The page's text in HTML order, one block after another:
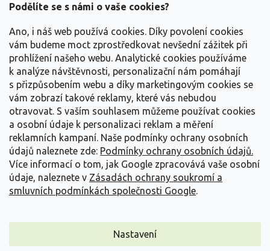
Podělíte se s námi o vaše cookies?
Ano, i náš web používá cookies. Díky povolení cookies
vám budeme moct zprostředkovat nevšední zážitek při
prohlížení našeho webu. Analytické cookies používáme
k analýze návštěvnosti, personalizační nám pomáhají
s přizpůsobením webu a díky marketingovým cookies se
vám zobrazí takové reklamy, které vás nebudou
otravovat. S vaším souhlasem můžeme používat cookies
a osobní údaje k personalizaci reklam a měření
reklamních kampaní. Naše podmínky ochrany osobních
údajů naleznete zde: Podmínky ochrany osobních údajů.
Více informací o tom, jak Google zpracovává vaše osobní
údaje, naleznete v Zásadách ochrany soukromí a
smluvních podmínkách společnosti Google.
Nastavení
Vše o nákupu
Informace pro Vás
Kontakujte nás
Vytvořil Shoptet